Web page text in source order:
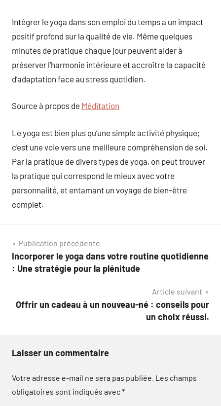
Intégrer le yoga dans son emploi du temps a un impact
positif profond sur la qualité de vie. Même quelques
minutes de pratique chaque jour peuvent aider à
préserver l’harmonie intérieure et accroître la capacité
d’adaptation face au stress quotidien.
Source à propos de Méditation
Le yoga est bien plus qu’une simple activité physique;
c’est une voie vers une meilleure compréhension de soi.
Par la pratique de divers types de yoga, on peut trouver
la pratique qui correspond le mieux avec votre
personnalité, et entamant un voyage de bien-être
complet.
Navigation
de
Publication précédente
Incorporer le yoga dans votre routine quotidienne
: Une stratégie pour la plénitude
Article suivant
Offrir un cadeau à un nouveau-né : conseils pour
un choix réussi.
Laisser un commentaire
Votre adresse e-mail ne sera pas publiée. Les champs
obligatoires sont indiqués avec*